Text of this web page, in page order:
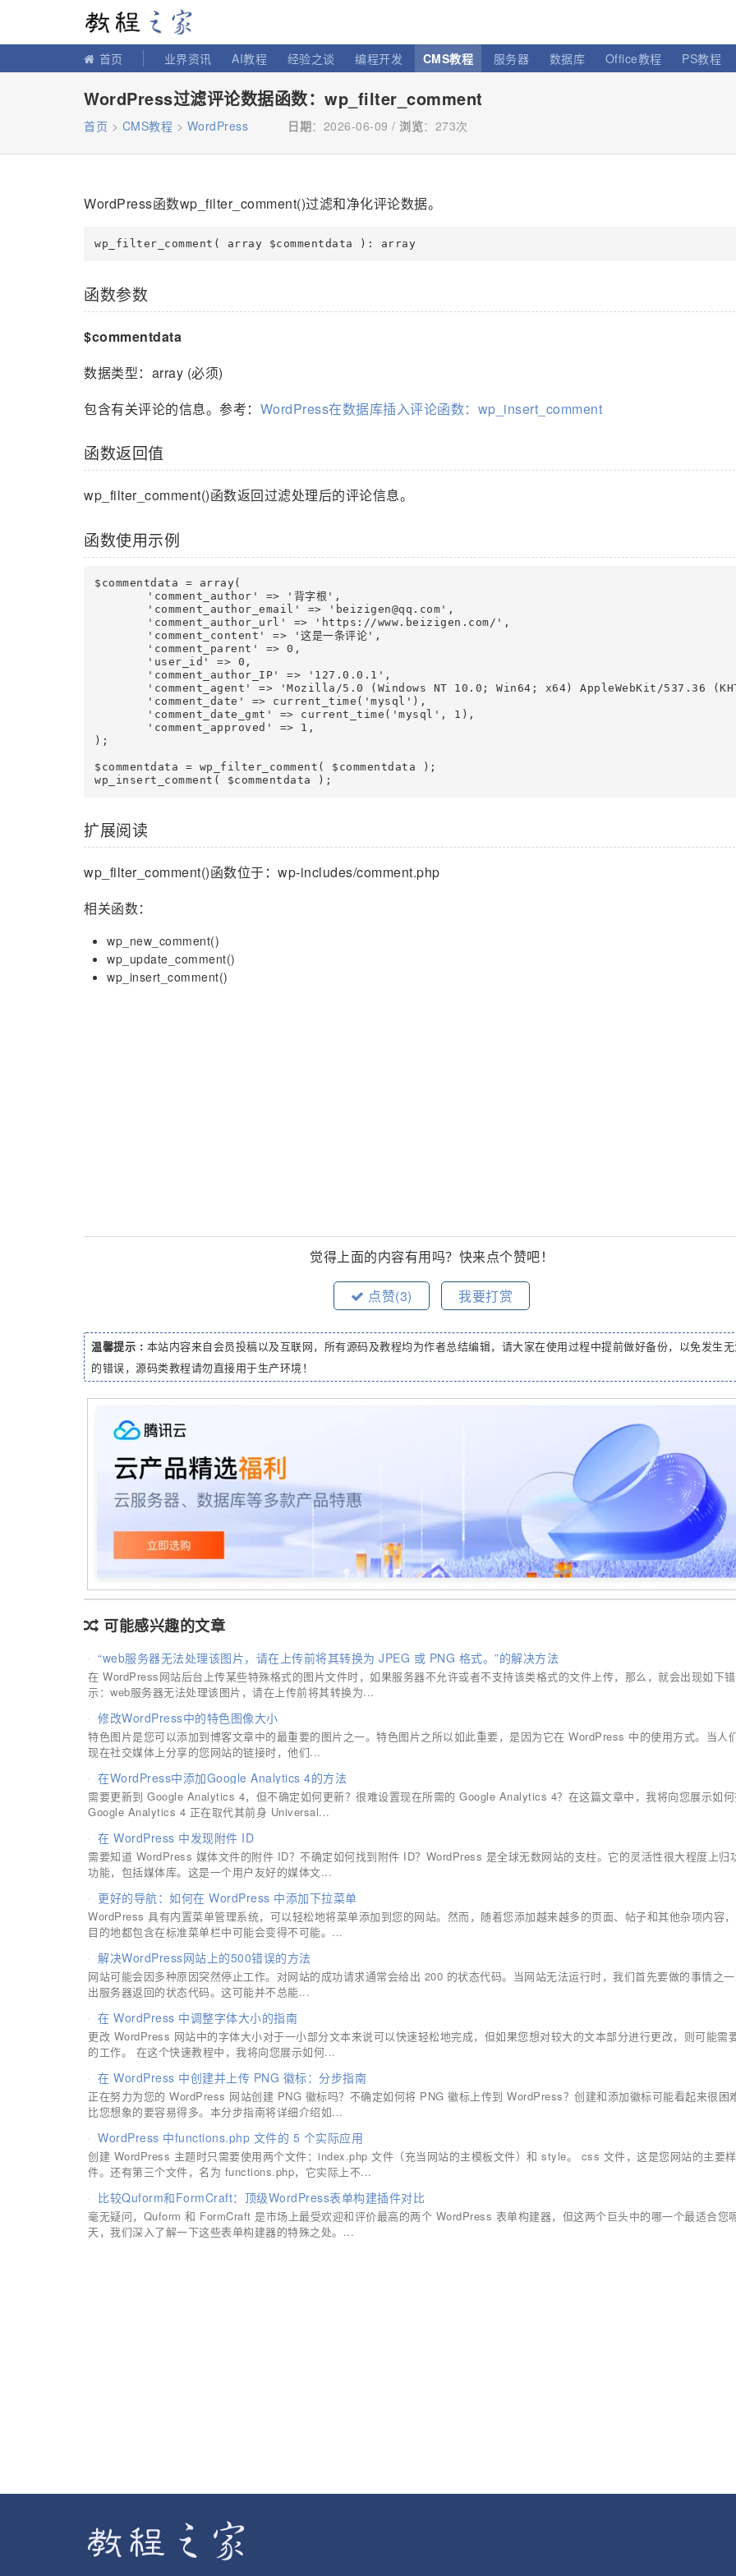
首页 业界资讯 AI教程 经验之谈 编程开发 CMS教程 服务器 数据库 Office教程 PS教程
WordPress过滤评论数据函数：wp_filter_comment
首页 > CMS教程 > WordPress 日期：2026-06-09 / 浏览： 273次
WordPress函数wp_filter_comment()过滤和净化评论数据。
函数参数
$commentdata
数据类型：array (必须)
包含有关评论的信息。参考： WordPress在数据库插入评论函数：wp_insert_comment
函数返回值
wp_filter_comment()函数返回过滤处理后的评论信息。
函数使用示例
$commentdata = array(
);
$commentdata = wp_filter_comment( $commentdata );
扩展阅读
wp_filter_comment()函数位于：wp-includes/comment.php
相关函数：
wp_new_comment()
wp_update_comment()
wp_insert_comment()
觉得上面的内容有用吗？快来点个赞吧！
点赞(3) 我要打赏
温馨提示 : 本站内容来自会员投稿以及互联网，所有源码及教程均为作者总结编辑，请大家在使用过程中提前做好备份，以免发生
的错误，源码类教程请勿直接用于生产环境！
可能感兴趣的文章
“web服务器无法处理该图片，请在上传前将其转换为 JPEG 或 PNG 格式。”的解决方法
在 WordPress网站后台上传某些特殊格式的图片文件时，如果服务器不允许或者不支持该类格式的文件上传，那么，就会出现如下
示：web服务器无法处理该图片，请在上传前将其转换为...
修改WordPress中的特色图像大小
特色图片是您可以添加到博客文章中的最重要的图片之一。特色图片之所以如此重要，是因为它在 WordPress 中的使用方式。当人
现在社交媒体上分享的您网站的链接时，他们...
在WordPress中添加Google Analytics 4的方法
需要更新到 Google Analytics 4，但不确定如何更新？很难设置现在所需的 Google Analytics 4？在这篇文章中，我将向您展示如
Google Analytics 4 正在取代其前身 Universal...
在 WordPress 中发现附件 ID
需要知道 WordPress 媒体文件的附件 ID？不确定如何找到附件 ID？WordPress 是全球无数网站的支柱。它的灵活性很大程度上归
功能，包括媒体库。这是一个用户友好的媒体文...
更好的导航：如何在 WordPress 中添加下拉菜单
WordPress 具有内置菜单管理系统，可以轻松地将菜单添加到您的网站。然而，随着您添加越来越多的页面、帖子和其他杂项内容
目的地都包含在标准菜单栏中可能会变得不可能。...
解决WordPress网站上的500错误的方法
网站可能会因多种原因突然停止工作。对网站的成功请求通常会给出 200 的状态代码。当网站无法运行时，我们首先要做的事情之
出服务器返回的状态代码。这可能并不总能...
在 WordPress 中调整字体大小的指南
更改 WordPress 网站中的字体大小对于一小部分文本来说可以快速轻松地完成，但如果您想对较大的文本部分进行更改，则可能需
的工作。 在这个快速教程中，我将向您展示如何...
在 WordPress 中创建并上传 PNG 徽标：分步指南
正在努力为您的 WordPress 网站创建 PNG 徽标吗？不确定如何将 PNG 徽标上传到 WordPress？创建和添加徽标可能看起来很困
比您想象的要容易得多。本分步指南将详细介绍如...
WordPress 中functions.php 文件的 5 个实际应用
创建 WordPress 主题时只需要使用两个文件：index.php 文件（充当网站的主模板文件）和 style。 css 文件，这是您网站的主要
件。还有第三个文件，名为 functions.php，它实际上不...
比较Quform和FormCraft：顶级WordPress表单构建插件对比
毫无疑问，Quform 和 FormCraft 是市场上最受欢迎和评价最高的两个 WordPress 表单构建器，但这两个巨头中的哪一个最适合您
天，我们深入了解一下这些表单构建器的特殊之处。...